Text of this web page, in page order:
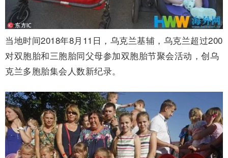
当地时间2018年8月11日，乌克兰基辅，乌克兰超过200
对双胞胎和三胞胎同父母参加双胞胎节聚会活动，创乌
克兰多胞胎集会人数新纪录。